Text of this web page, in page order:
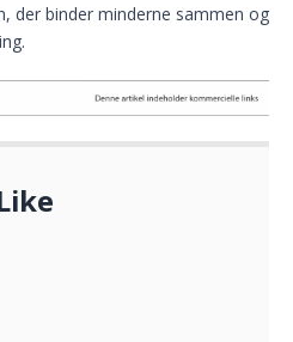
der binder minderne sammen og